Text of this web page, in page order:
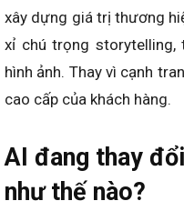
xây dựng giá trị thương
xỉ chú trọng storytelling,
hình ảnh. Thay vì cạnh
cao cấp của khách hàng.
AI đang thay
như thế nào?